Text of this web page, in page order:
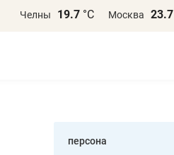
Челны 19.7 °С Москва 23.7
персона